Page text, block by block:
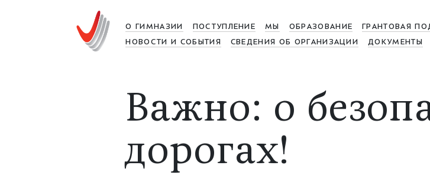
О ГИМНАЗИИ ПОСТУПЛЕНИЕ МЫ ОБРАЗОВАНИЕ ГРАНТОВАЯ
НОВОСТИ И СОБЫТИЯ
СВЕДЕНИЯ ОБ ОРГАНИЗАЦИИ ДОКУМЕНТЫ
Важно: о
дорогах!